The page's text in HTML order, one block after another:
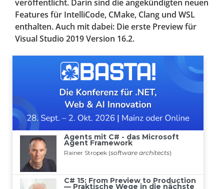
veröffentlicht. Darin sind die angekündigten neuen
Features für IntelliCode, CMake, Clang und WSL
enthalten. Auch mit dabei: Die erste Preview für
Visual Studio 2019 Version 16.2.